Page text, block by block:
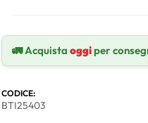
🚛 Acquista oggiper
CODICE:
BTI25403